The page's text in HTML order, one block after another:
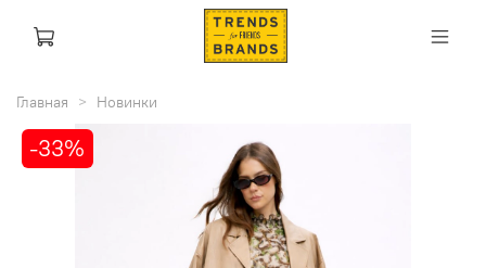
Главная Новинки
-33%